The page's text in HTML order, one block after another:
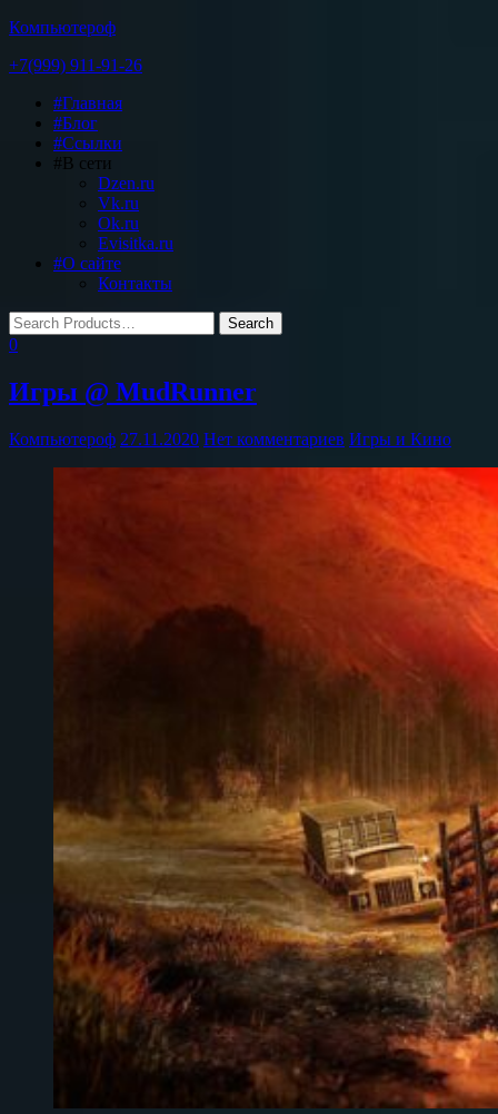
Компьютероф
+7(999) 911-91-26
Toggle
navigation
#Главная
#Блог
#Ссылки
#В сети
Dzen.ru
Vk.ru
Ok.ru
Evisitka.ru
#О сайте
Контакты
0
Игры @ MudRunner
Компьютероф 27.11.2020 Нет комментариев Игры и Кино